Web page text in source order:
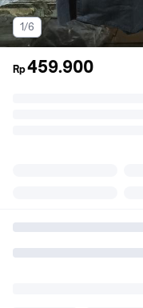
1/6
Rp459.900